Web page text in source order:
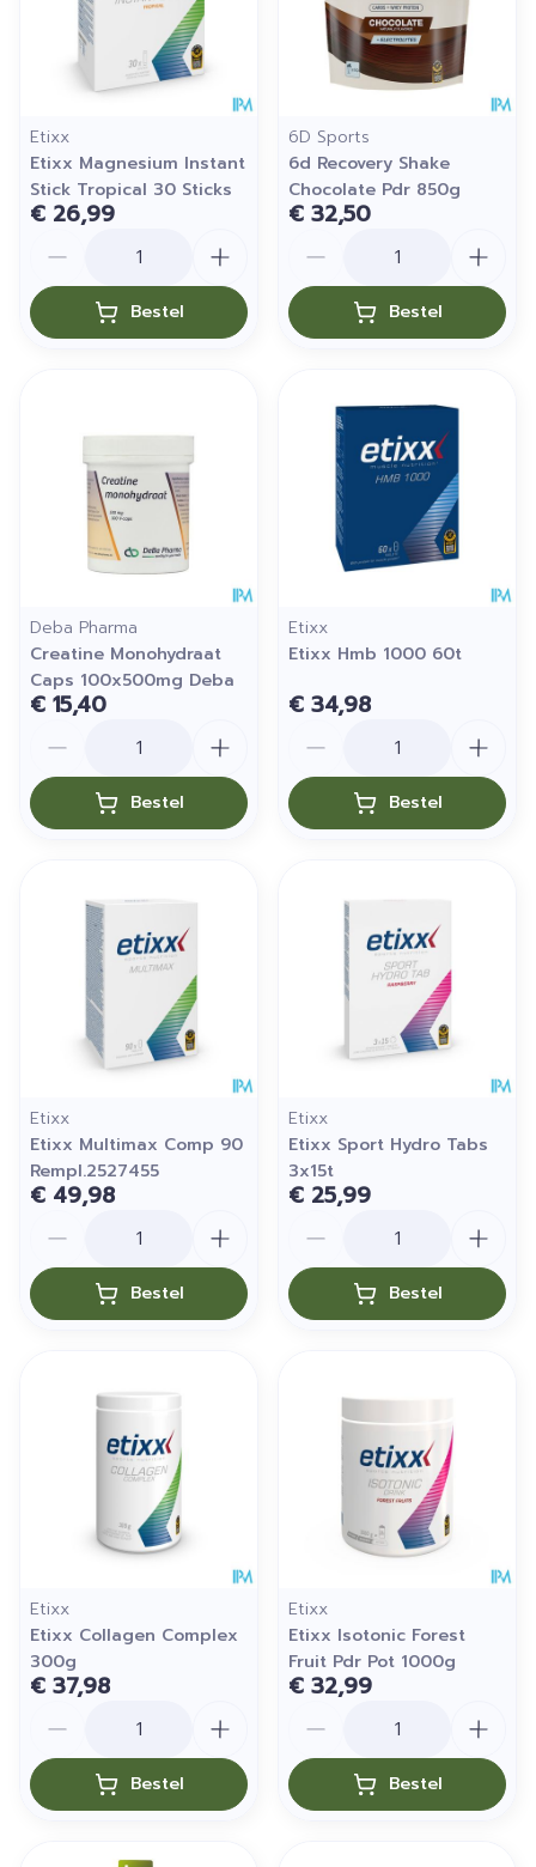
Etixx
Etixx Magnesium Instant
Stick Tropical 30 Sticks
€ 26,99
Bestel
6D Sports
6d Recovery Shake
Chocolate Pdr 850g
€ 32,50
Bestel
Deba Pharma
Creatine Monohydraat
Caps 100x500mg Deba
€ 15,40
Bestel
Etixx
Etixx Hmb 1000 60t
€ 34,98
Bestel
Etixx
Etixx Multimax Comp 90
Rempl.2527455
€ 49,98
Bestel
Etixx
Etixx Sport Hydro Tabs
3x15t
€ 25,99
Bestel
Etixx
Etixx Collagen Complex
300g
€ 37,98
Bestel
Etixx
Etixx Isotonic Forest
Fruit Pdr Pot 1000g
€ 32,99
Bestel